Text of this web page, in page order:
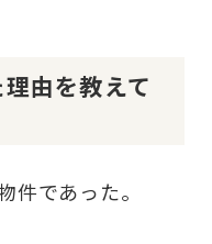
由を教えて
件であった。